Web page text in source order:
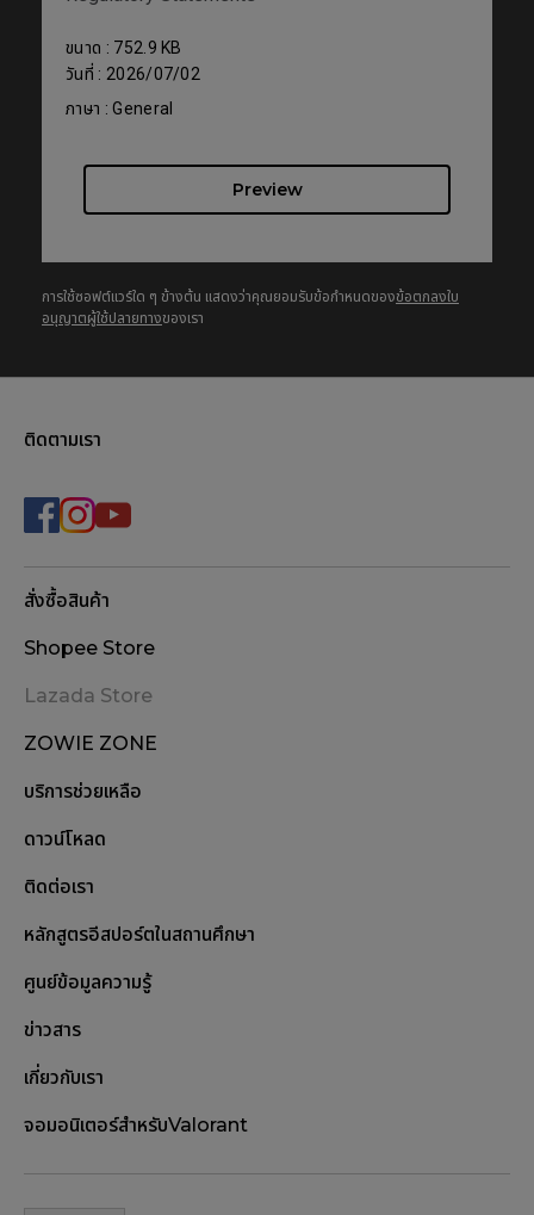
ขนาด : 752.9 KB
วันที่ : 2026/07/02
ภาษา : General
Preview
การใช้ซอฟต์แวร์ใด ๆ ข้างต้น แสดงว่าคุณยอมรับข้อกำหนดของข้อตกลงใบ
อนุญาตผู้ใช้ปลายทางของเรา
ติดตามเรา
สั่งซื้อสินค้า
Shopee Store
Lazada Store
ZOWIE ZONE
บริการช่วยเหลือ
ดาวน์โหลด
ติดต่อเรา
หลักสูตรอีสปอร์ตในสถานศึกษา
ศูนย์ข้อมูลความรู้
ข่าวสาร
เกี่ยวกับเรา
จอมอนิเตอร์สำหรับValorant